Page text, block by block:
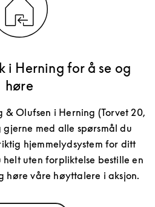
i Herning for å se og
høre
& Olufsen i Herning (Torvet 20,
med alle spørsmål du
hjemmelydsystem for ditt
helt uten forpliktelse bestille en
høre våre høyttalere i aksjon.